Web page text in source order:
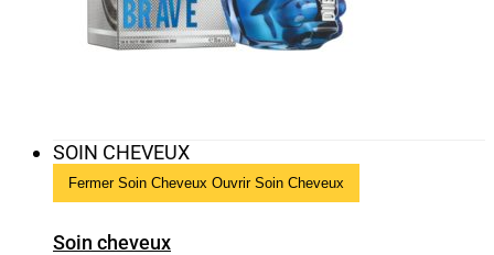
SOIN CHEVEUX
Fermer Soin Cheveux Ouvrir Soin Cheveux
Soin cheveux